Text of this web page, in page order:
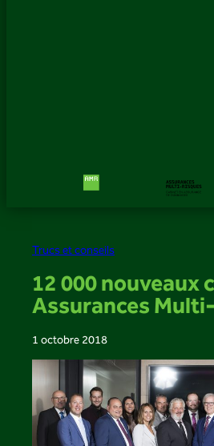
Trucs et conseils
12 000 nouveaux
Assurances
1 octobre 2018